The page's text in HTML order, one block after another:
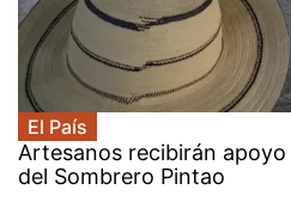
El País
Artesanos recibirán
del Sombrero Pintao